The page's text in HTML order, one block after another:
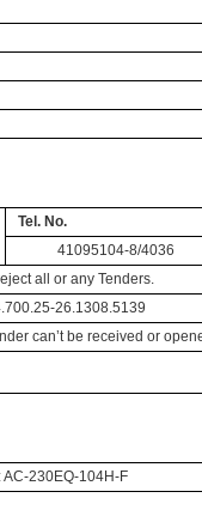
Tel. No.
41095104-8/4036
all or any Tenders.
26.1308.5139
can’t be received or
AC-230EQ-104H-F